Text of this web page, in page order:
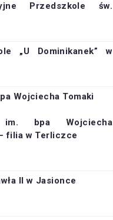
Przedszkole św.
„U Dominikanek”w
Wojciecha Tomaki
bpa Wojciecha
filia w Terliczce
II w Jasionce